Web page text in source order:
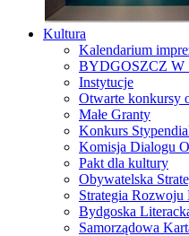
Kultura
Kalendarium
BYDGOSZCZ
Instytucje
Otwarte konkursy
Małe Granty
Konkurs
Komisja Dialogu
Pakt dla kultury
Obywatelska
Strategia
Bydgoska
Samorządowa